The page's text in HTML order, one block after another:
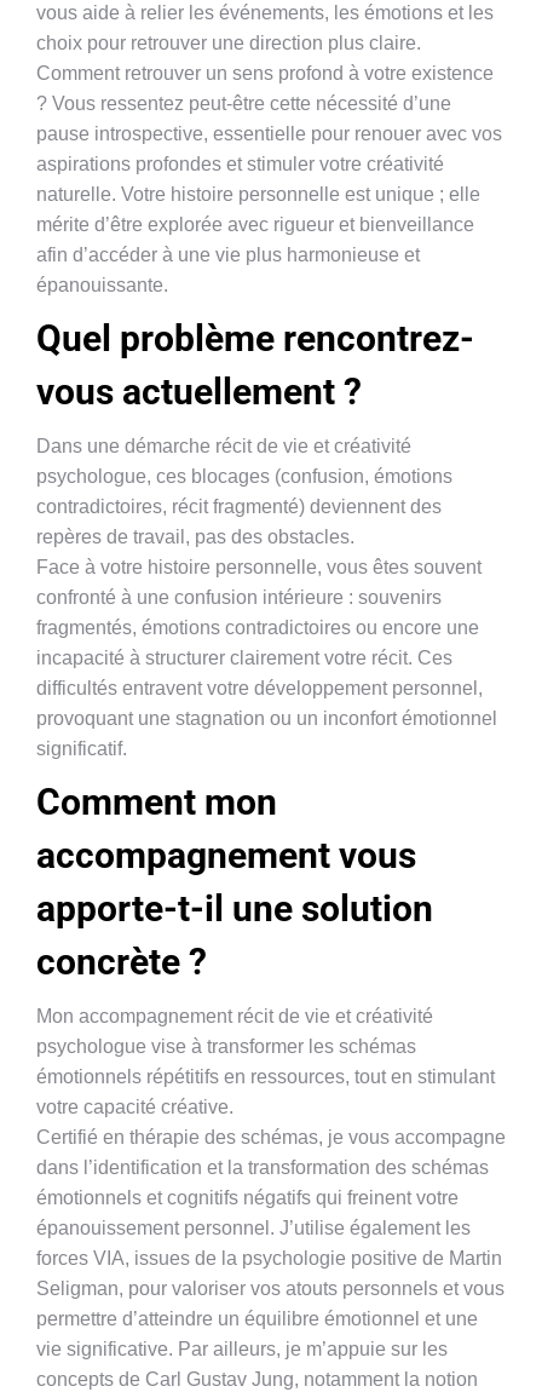
vous aide à relier les événements, les émotions et les
choix pour retrouver une direction plus claire.
Comment retrouver un sens profond à votre existence
? Vous ressentez peut-être cette nécessité d’une
pause introspective, essentielle pour renouer avec vos
aspirations profondes et stimuler votre créativité
naturelle. Votre histoire personnelle est unique ; elle
mérite d’être explorée avec rigueur et bienveillance
afin d’accéder à une vie plus harmonieuse et
épanouissante.
Quel problème rencontrez-
vous actuellement ?
Dans une démarche récit de vie et créativité
psychologue, ces blocages (confusion, émotions
contradictoires, récit fragmenté) deviennent des
repères de travail, pas des obstacles.
Face à votre histoire personnelle, vous êtes souvent
confronté à une confusion intérieure : souvenirs
fragmentés, émotions contradictoires ou encore une
incapacité à structurer clairement votre récit. Ces
difficultés entravent votre développement personnel,
provoquant une stagnation ou un inconfort émotionnel
significatif.
Comment mon
accompagnement vous
apporte-t-il une solution
concrète ?
Mon accompagnement récit de vie et créativité
psychologue vise à transformer les schémas
émotionnels répétitifs en ressources, tout en stimulant
votre capacité créative.
Certifié en thérapie des schémas, je vous accompagne
dans l’identification et la transformation des schémas
émotionnels et cognitifs négatifs qui freinent votre
épanouissement personnel. J’utilise également les
forces VIA, issues de la psychologie positive de Martin
Seligman, pour valoriser vos atouts personnels et vous
permettre d’atteindre un équilibre émotionnel et une
vie significative. Par ailleurs, je m’appuie sur les
concepts de Carl Gustav Jung, notamment la notion